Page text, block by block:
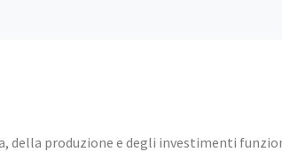
della produzione e degli investimenti